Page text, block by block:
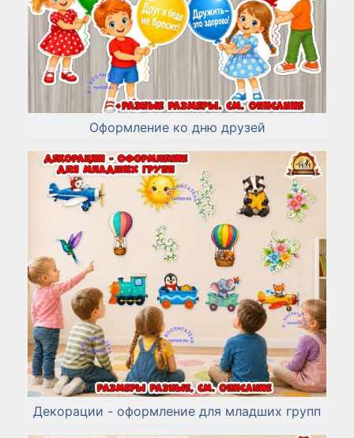
Оформление ко дню друзей
Декорации - оформление для младших групп